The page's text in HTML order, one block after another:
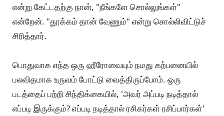
என்று கேட்டதற்கு நான், "நீங்களே சொல்லுங்கள்"
என்றேன். "தூக்கம் தான் வேணும்" என்று சொல்லிவிட்டுச்
சிரித்தார்.
பொதுவாக எந்த ஒரு ஹீரோவையும் நமது கற்பனையில்
பலவிதமாக உருவம் போட்டு வைத்திருப்போம். ஒரு
படத்தைப் பற்றி சிந்திக்கையில், 'அவர் அப்படி நடித்தால்
எப்படி இருக்கும்? எப்படி நடித்தால் ரசிகர்கள் ரசிப்பார்கள்'